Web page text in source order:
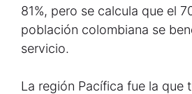
81%, pero se calcula que el
población colombiana se
servicio.
La región Pacífica fue la que